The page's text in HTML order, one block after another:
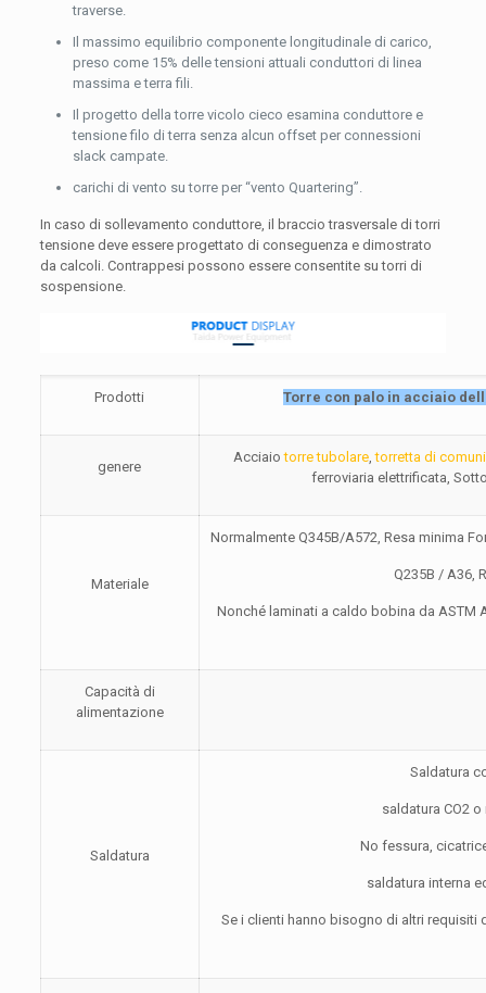
traverse.
Il massimo equilibrio componente longitudinale di carico,
preso come 15% delle tensioni attuali conduttori di linea
massima e terra fili.
Il progetto della torre vicolo cieco esamina conduttore e
tensione filo di terra senza alcun offset per connessioni
slack campate.
carichi di vento su torre per “vento Quartering”.
In caso di sollevamento conduttore, il braccio trasversale di torri
tensione deve essere progettato di conseguenza e dimostrato
da calcoli. Contrappesi possono essere consentite su torri di
sospensione.
Prodotti Torre con palo in acciaio
genere
Acciaiotorre tubolare ,torretta di
ferroviaria elettrificata,
Materiale
Normalmente Q345B/A572, Resa minima
Q235B / A36,
Nonché laminati a caldo bobina da ASTM
Capacità di
alimentazione
Saldatura
Saldatura
saldatura CO2
No fessura,
saldatura interna
Se i clienti hanno bisogno di altri